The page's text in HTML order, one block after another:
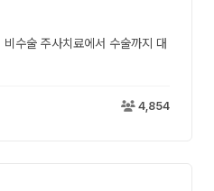
4,854